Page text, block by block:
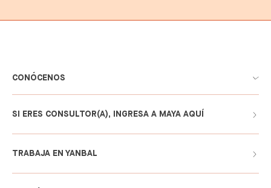
CONÓCENOS
SI ERES CONSULTOR(A), INGRESA A MAYA AQUÍ
TRABAJA EN YANBAL